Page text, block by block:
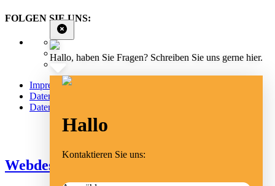
FOLGEN SIE UNS:
Impressum
Datenschutz
Datenschutz Social Media
Webdesign Emmendingen
Hallo, haben Sie Fragen? Schreiben Sie uns gerne hier.
Hallo
Kontaktieren Sie uns: